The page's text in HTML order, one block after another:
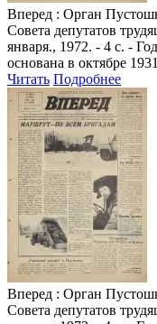
Вперед : Орган
Совета депутатов
января., 1972. - 4 с. -
основана в октябре
Читать Подробнее
Вперед : Орган
Совета депутатов